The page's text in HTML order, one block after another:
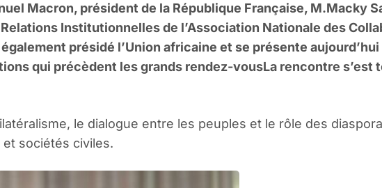
Macron, président de la République Française, M.Macky
Institutionnelles de l’Association Nationale des
présidé l’Union africaine et se présente
qui précèdent les grands rendez-vousLa rencontre s’est
le dialogue entre les peuples et le rôle des
sociétés civiles.